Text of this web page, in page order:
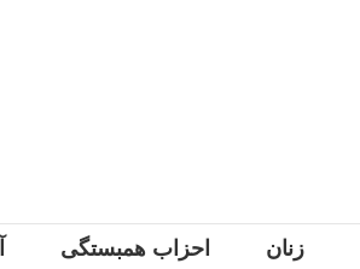
زنان احزاب همبستگی